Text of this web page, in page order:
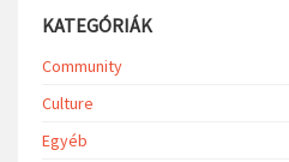
KATEGÓRIÁK
Community
Culture
Egyéb